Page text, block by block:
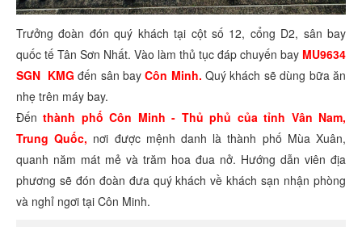
Trưởng đoàn đón quý khách tại cột số 12, cổng D2, sân bay
quốc tế Tân Sơn Nhất. Vào làm thủ tục đáp chuyến bay MU9634
SGN KMGđến sân bayCôn Minh. Quý khách sẽ dùng bữa ăn
nhẹ trên máy bay.
Đếnthành phố Côn Minh - Thủ phủ của tỉnh Vân Nam,
Trung Quốc, nơi được mệnh danh là thành phố Mùa Xuân,
quanh năm mát mẻ và trăm hoa đua nở. Hướng dẫn viên địa
phương sẽ đón đoàn đưa quý khách về khách sạn nhận phòng
và nghỉ ngơi tại Côn Minh.